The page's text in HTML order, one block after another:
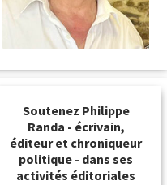
Soutenez Philippe
Randa - écrivain,
éditeur et chroniqueur
politique - dans ses
activités éditoriales